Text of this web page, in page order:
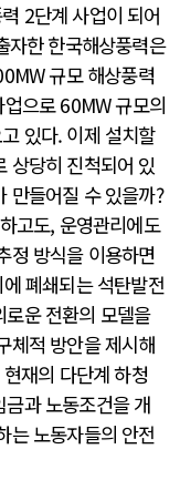
2단계 사업이 되어
자한 한국해상풍력은
규모 해상풍력
으로 60MW 규모의
있다. 이제 설치할
상당히 진척되어 있
만들어질 수 있을까?
고도, 운영관리에도
정 방식을 이용하면
폐쇄되는 석탄발전
운 전환의 모델을
체적 방안을 제시해
재의 다단계 하청
과 노동조건을 개
는 노동자들의 안전